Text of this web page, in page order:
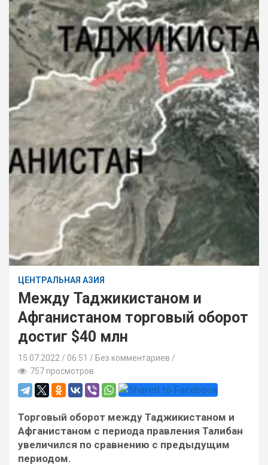
ЦЕНТРАЛЬНАЯ АЗИЯ
Между Таджикистаном и
Афганистаном торговый оборот
достиг $40 млн
15.07.2022 06:51 / Без комментариев
757 просмотров
Торговый оборот между Таджикистаном и
Афганистаном с периода правления Талибан
увеличился по сравнению с предыдущим
периодом.